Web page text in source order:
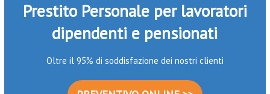
Prestito Personale per lavoratori
dipendenti e pensionati
Oltre il 95% di soddisfazione dei nostri clienti